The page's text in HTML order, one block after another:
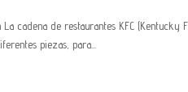
cadena de restaurantes KFC (Kentucky
piezas, para...